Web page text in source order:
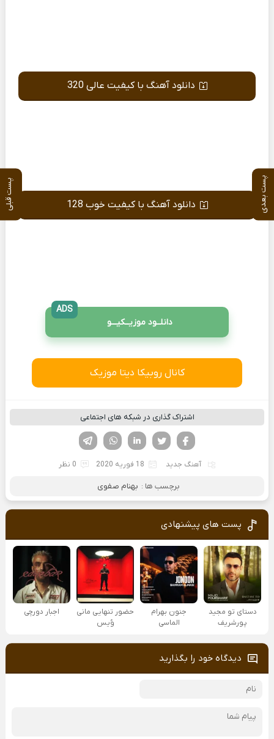
پست بعدی پست قبلی
دانلود آهنگ با کیفیت عالی 320
دانلود آهنگ با کیفیت خوب 128
دانلــود موزیــکیـــو
ADS
کانال روبیکا دیتا موزیک
اشتراک گذاری در شبکه های اجتماعی
لینکدین تویتر
فیسوک
آهنگ جدید 18 فوریه 2020 0 نظر
برچسب ها : بهنام صفوی
پست های پیشنهادی
دستای تو مجید
پورشریف
جنون بهرام
الماسی
حضور تنهایی مانی
وُیس
اجبار دورچی
دیدگاه خود را بگذارید